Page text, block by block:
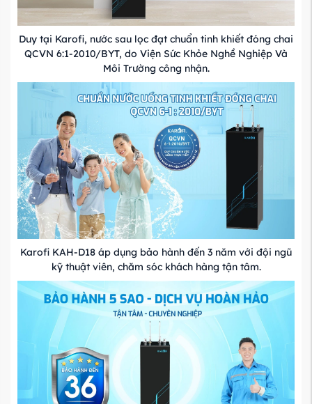
Duy tại Karofi, nước sau lọc đạt chuẩn tinh khiết đóng chai
QCVN 6:1-2010/BYT, do Viện Sức Khỏe Nghề Nghiệp Và
Môi Trường công nhận.
Karofi KAH-D18 áp dụng bảo hành đến 3 năm với đội ngũ
kỹ thuật viên, chăm sóc khách hàng tận tâm.